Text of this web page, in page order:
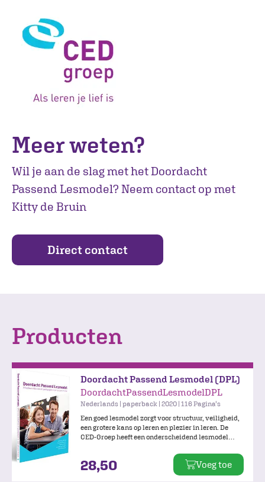
Meer weten?
Wil je aan de slag met het Doordacht
Passend Lesmodel? Neem contact op met
Kitty de Bruin
Direct contact
Producten
Doordacht Passend Lesmodel (DPL)
DoordachtPassendLesmodelDPL
Nederlands | paperback | 2020 | 116 Pagina's
Een goed lesmodel zorgt voor structuur, veiligheid,
een grotere kans op leren en plezier in leren. De
CED-Groep heeft een onderscheidend lesmodel
wetenschap en toepassingen in de klas zijn
verwerkt. In dit boek lees je over de uitgangspunten
en een succesvolle uitvoering van het Doordacht
28,50 Voeg toe